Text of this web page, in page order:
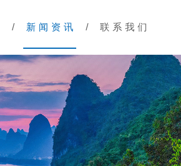
/ 新闻资讯 / 联系我们